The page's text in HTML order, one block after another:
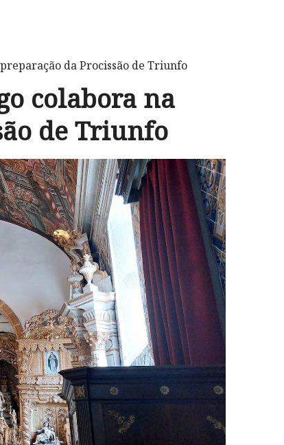
da Procissão de Triunfo
colabora na
de Triunfo